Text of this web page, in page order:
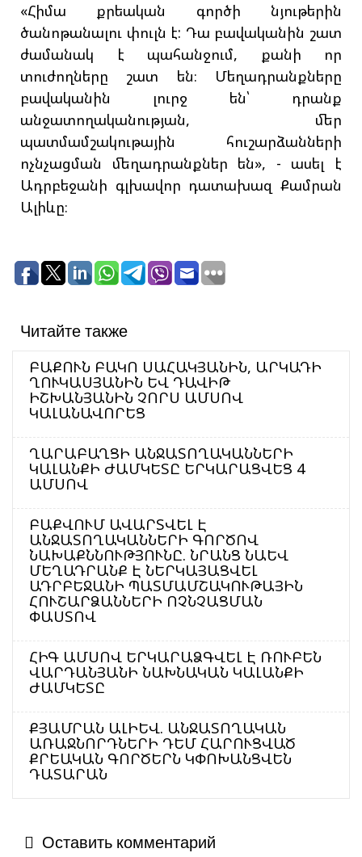
«Հիմա քրեական գործի նյութերին
ծանոթանալու փուլն է: Դա բավականին շատ
ժամանակ է պահանջում, քանի որ
տուժողները շատ են։ Մեղադրանքները
բավականին լուրջ են՝ դրանք
անջատողականության, մեր
պատմամշակութային հուշարձանների
ոչնչացման մեղադրանքներ են», - ասել է
Ադրբեջանի գլխավոր դատախազ Քամրան
Ալիևը։
Читайте также
ԲԱՔՈՒՆ ԲԱԿՈ ՍԱՀԱԿՅԱՆԻՆ, ԱՐԿԱԴԻ
ՂՈՒԿԱՍՅԱՆԻՆ ԵՎ ԴԱՎԻԹ
ԻՇԽԱՆՅԱՆԻՆ ՉՈՐՍ ԱՄՍՈՎ
ԿԱԼԱՆԱՎՈՐԵՑ
ՂԱՐԱԲԱՂՑԻ ԱՆՋԱՏՈՂԱԿԱՆՆԵՐԻ
ԿԱԼԱՆՔԻ ԺԱՄԿԵՏԸ ԵՐԿԱՐԱՑՎԵՑ 4
ԱՄՍՈՎ
ԲԱՔՎՈՒՄ ԱՎԱՐՏՎԵԼ Է
ԱՆՋԱՏՈՂԱԿԱՆՆԵՐԻ ԳՈՐԾՈՎ
ՆԱԽԱՔՆՆՈՒԹՅՈՒՆԸ. ՆՐԱՆՑ ՆԱԵՎ
ՄԵՂԱԴՐԱՆՔ Է ՆԵՐԿԱՅԱՑՎԵԼ
ԱԴՐԲԵՋԱՆԻ ՊԱՏՄԱՄՇԱԿՈՒԹԱՅԻՆ
ՀՈՒՇԱՐՁԱՆՆԵՐԻ ՈՉՆՉԱՑՄԱՆ
ՓԱՍՏՈՎ
ՀԻԳ ԱՄՍՈՎ ԵՐԿԱՐԱՁԳՎԵԼ Է ՌՈՒԲԵՆ
ՎԱՐԴԱՆՅԱՆԻ ՆԱԽՆԱԿԱՆ ԿԱԼԱՆՔԻ
ԺԱՄԿԵՏԸ
ՔՅԱՄՐԱՆ ԱԼԻԵՎ. ԱՆՋԱՏՈՂԱԿԱՆ
ԱՌԱՋՆՈՐԴՆԵՐԻ ԴԵՄ ՀԱՐՈՒՑՎԱԾ
ՔՐԵԱԿԱՆ ԳՈՐԾԵՐՆ ԿՓՈԽԱՆՑՎԵՆ
ԴԱՏԱՐԱՆ
Оставить комментарий